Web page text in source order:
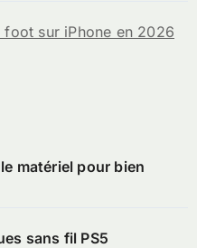
foot sur iPhone en 2026
matériel pour bien
sans fil PS5